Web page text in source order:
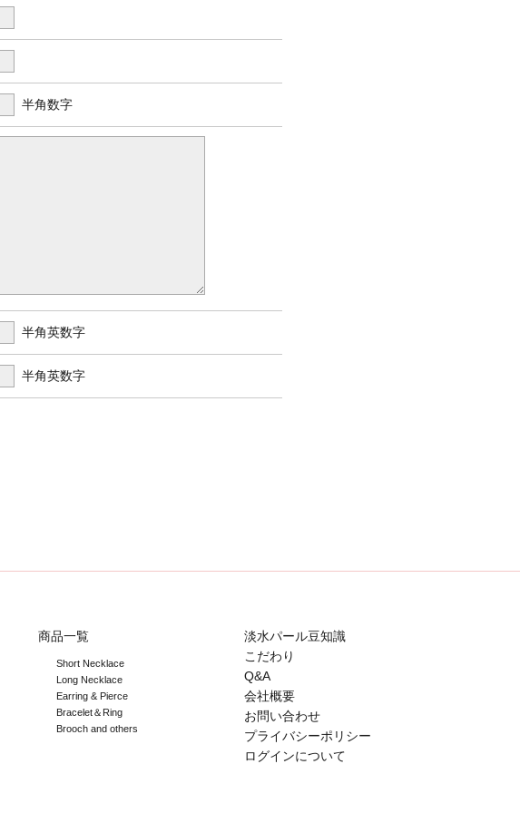
半角数字
半角英数字
半角英数字
商品一覧
Short Necklace
Long Necklace
Earring & Pierce
Bracelet＆Ring
Brooch and others
淡水パール豆知識
こだわり
Q&A
会社概要
お問い合わせ
プライバシーポリシー
ログインについて